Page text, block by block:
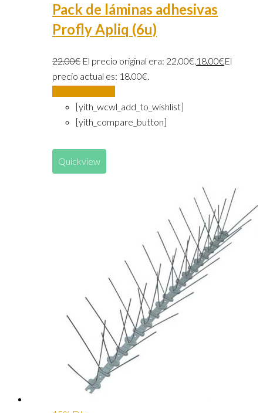
Pack de láminas adhesivas
Profly Apliq (6u)
22.00€ El precio original era: 22.00€.18.00€El
precio actual es: 18.00€.
[yith_wcwl_add_to_wishlist]
[yith_compare_button]
Quickview